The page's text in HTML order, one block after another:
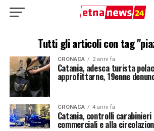
Tutti gli articoli con tag
CRONACA 2 anni fa
Catania, adesca turista
approfittarne, 19enne
CRONACA 4 anni fa
Catania, controlli
commerciali e alla